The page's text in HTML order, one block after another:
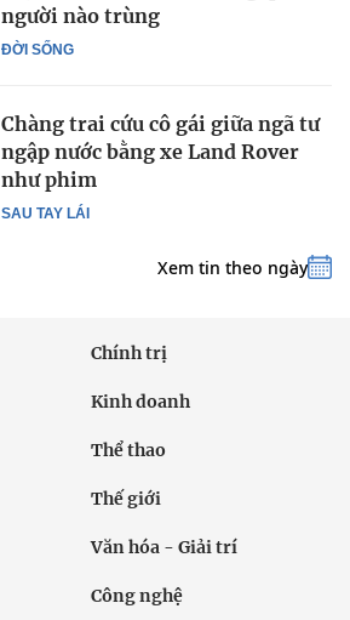
ĐỜI SỐNG
người nào trùng
SAU TAY LÁI
Chàng trai cứu cô gái giữa ngã tư
ngập nước bằng xe Land Rover
như phim
Xem tin theo ngày
Chính trị
Kinh doanh
Thể thao
Thế giới
Văn hóa - Giải trí
Công nghệ